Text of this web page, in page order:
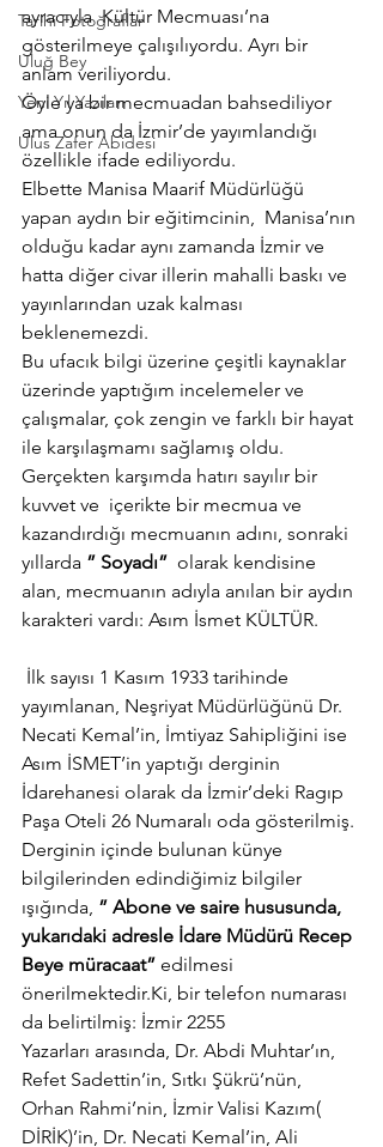
Tarihi Fotoğraflar
Uluğ Bey
Yeni Yıl Yazıları
Ulus Zafer Abidesi
ayracıyla  Kültür Mecmuası’na
gösterilmeye çalışılıyordu. Ayrı bir
anlam veriliyordu.
Öyle ya bir mecmuadan bahsediliyor
ama onun da İzmir’de yayımlandığı
özellikle ifade ediliyordu.
Elbette Manisa Maarif Müdürlüğü
yapan aydın bir eğitimcinin,  Manisa’nın
olduğu kadar aynı zamanda İzmir ve
hatta diğer civar illerin mahalli baskı ve
yayınlarından uzak kalması
beklenemezdi.
Bu ufacık bilgi üzerine çeşitli kaynaklar
üzerinde yaptığım incelemeler ve
çalışmalar, çok zengin ve farklı bir hayat
ile karşılaşmamı sağlamış oldu.
Gerçekten karşımda hatırı sayılır bir
kuvvet ve  içerikte bir mecmua ve
kazandırdığı mecmuanın adını, sonraki
yıllarda ” Soyadı” olarak kendisine
alan, mecmuanın adıyla anılan bir aydın
karakteri vardı: Asım İsmet KÜLTÜR.
yayımlanan, Neşriyat Müdürlüğünü Dr.
Necati Kemal’in, İmtiyaz Sahipliğini ise
Asım İSMET’in yaptığı derginin
İdarehanesi olarak da İzmir’deki Ragıp
Paşa Oteli 26 Numaralı oda gösterilmiş.
Derginin içinde bulunan künye
bilgilerinden edindiğimiz bilgiler
ışığında, ” Abone ve saire hususunda,
yukarıdaki adresle İdare Müdürü Recep
Beye müracaat” edilmesi
önerilmektedir.Ki, bir telefon numarası
da belirtilmiş: İzmir 2255
Yazarları arasında, Dr. Abdi Muhtar’ın,
Refet Sadettin’in, Sıtkı Şükrü’nün,
Orhan Rahmi’nin, İzmir Valisi Kazım(
DİRİK)’in, Dr. Necati Kemal’in, Ali